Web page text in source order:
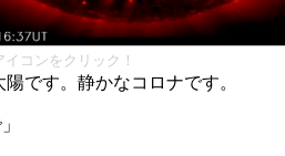
コンをクリック！
です。静かなコロナです。